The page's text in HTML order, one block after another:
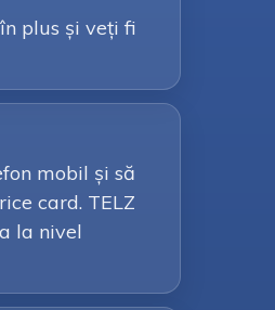
plus și veți fi
mobil și să
card. TELZ
la nivel